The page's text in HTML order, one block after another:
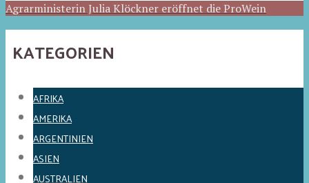
Agrarministerin Julia Klöckner eröffnet die ProWein
KATEGORIEN
AFRIKA
AMERIKA
ARGENTINIEN
ASIEN
AUSTRALIEN